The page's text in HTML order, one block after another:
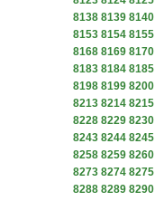
8138 8139 8140
8153 8154 8155
8168 8169 8170
8183 8184 8185
8198 8199 8200
8213 8214 8215
8228 8229 8230
8243 8244 8245
8258 8259 8260
8273 8274 8275
8288 8289 8290